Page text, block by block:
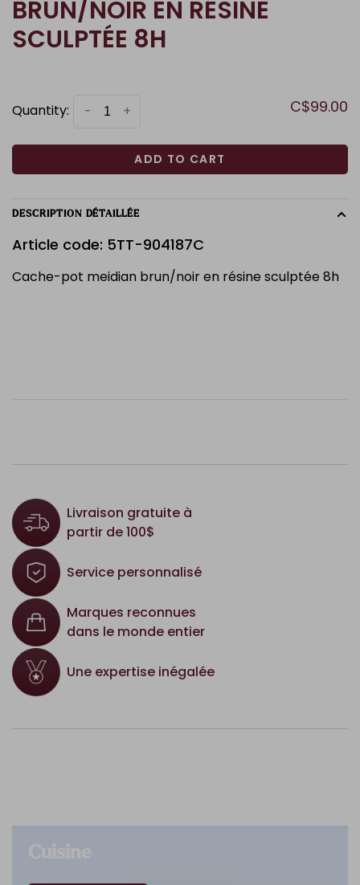
BRUN/NOIR EN RÉSINE
SCULPTÉE 8H
Quantity: +
- C$99.00
ADD TO CART
DESCRIPTION DÉTAILLÉE
Article code: 5TT-904187C
Cache-pot meidian brun/noir en résine sculptée 8h
Livraison gratuite à
partir de 100$
Service personnalisé
Marques reconnues
dans le monde entier
Une expertise inégalée